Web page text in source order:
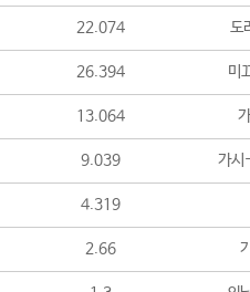
22.074 도
26.394 미
13.064
9.039 가시
4.319
2.66